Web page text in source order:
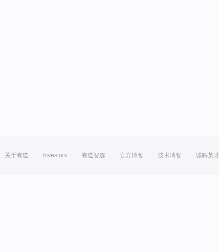
关于有道 Investors 有道智选 官方博客 技术博客 诚聘英才